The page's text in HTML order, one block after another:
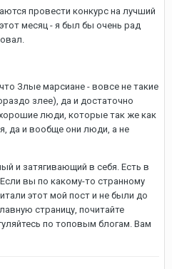
провести конкурс на лучший
месяц - я был бы очень рад
Злые марсиане - вовсе не такие
злее), да и достаточно
люди, которые так же как
да и вообще они люди, а не
и затягивающий в себя. Есть в
вы по какому-то странному
этот мой пост и не были до
страницу, почитайте
по топовым блогам. Вам